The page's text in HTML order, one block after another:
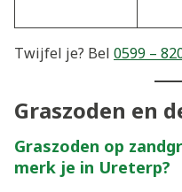
Twijfel je? Bel 0599 –
Graszoden en
Graszoden op
merk je in Ureterp?